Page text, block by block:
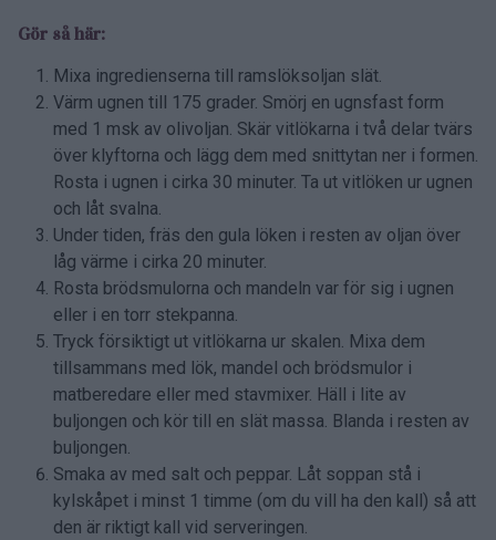
Gör så här:
Mixa ingredienserna till ramslöksoljan slät.
Värm ugnen till 175 grader. Smörj en ugnsfast form
med 1 msk av olivoljan. Skär vitlökarna i två delar tvärs
över klyftorna och lägg dem med snittytan ner i formen.
Rosta i ugnen i cirka 30 minuter. Ta ut vitlöken ur ugnen
och låt svalna.
Under tiden, fräs den gula löken i resten av oljan över
låg värme i cirka 20 minuter.
Rosta brödsmulorna och mandeln var för sig i ugnen
eller i en torr stekpanna.
Tryck försiktigt ut vitlökarna ur skalen. Mixa dem
tillsammans med lök, mandel och brödsmulor i
matberedare eller med stavmixer. Häll i lite av
buljongen och kör till en slät massa. Blanda i resten av
buljongen.
Smaka av med salt och peppar. Låt soppan stå i
kylskåpet i minst 1 timme (om du vill ha den kall) så att
den är riktigt kall vid serveringen.